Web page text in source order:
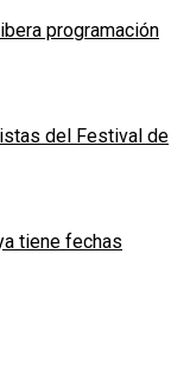
programación
del Festival de
tiene fechas